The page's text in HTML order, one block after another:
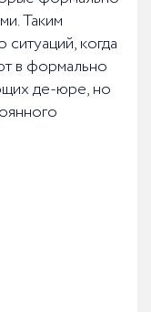
Таким
когда
в формально
де-юре, но